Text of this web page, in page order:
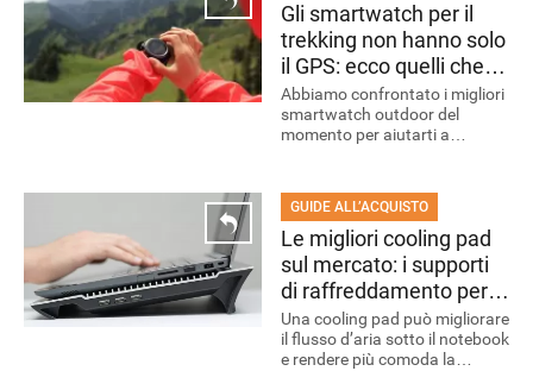
Gli smartwatch per il
trekking non hanno solo
il GPS: ecco quelli che
fanno la differenza
Abbiamo confrontato i migliori
smartwatch outdoor del
momento per aiutarti a
GUIDE ALL’ACQUISTO
Le migliori cooling pad
sul mercato: i supporti
di raffreddamento per
laptop scelti dalla
redazione
Una cooling pad può migliorare
il flusso d’aria sotto il notebook
e rendere più comoda la